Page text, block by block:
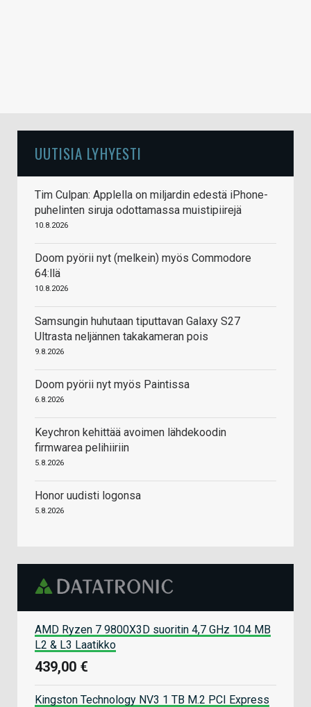
UUTISIA LYHYESTI
Tim Culpan: Applella on miljardin edestä iPhone-
puhelinten siruja odottamassa muistipiirejä
10.8.2026
Doom pyörii nyt (melkein) myös Commodore
64:llä
10.8.2026
Samsungin huhutaan tiputtavan Galaxy S27
Ultrasta neljännen takakameran pois
9.8.2026
Doom pyörii nyt myös Paintissa
6.8.2026
Keychron kehittää avoimen lähdekoodin
firmwarea pelihiiriin
5.8.2026
Honor uudisti logonsa
5.8.2026
AMD Ryzen 7 9800X3D suoritin 4,7 GHz 104 MB
L2 & L3 Laatikko
439,00 €
Kingston Technology NV3 1 TB M.2 PCI Express